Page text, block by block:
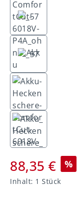
88,35 € %
Inhalt: 1 Stück